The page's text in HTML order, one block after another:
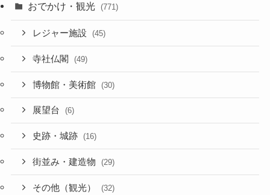
おでかけ・観光 (771)
レジャー施設 (45)
寺社仏閣 (49)
博物館・美術館 (30)
展望台 (6)
史跡・城跡 (16)
街並み・建造物 (29)
その他（観光） (32)